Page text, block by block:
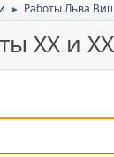
► Работы Льва
XX и